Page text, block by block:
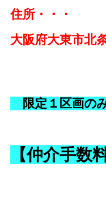
住所・・・
大阪府大東市北
限定１区画の
【仲介手数